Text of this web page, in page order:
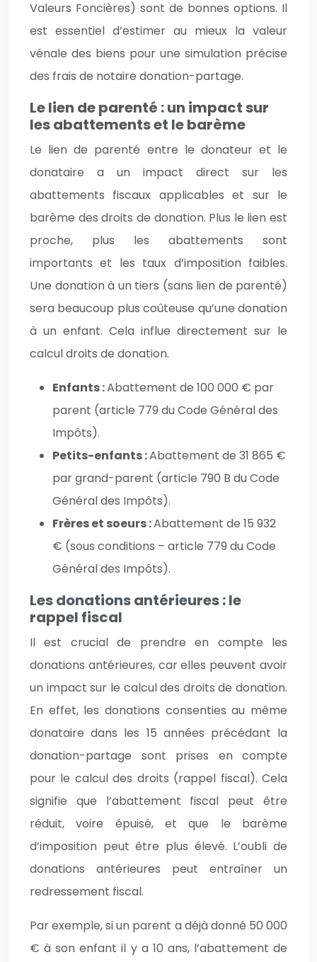
Valeurs Foncières) sont de bonnes options. Il
est essentiel d’estimer au mieux la valeur
vénale des biens pour une simulation précise
des frais de notaire donation-partage.
Le lien de parenté : un impact sur
les abattements et le barème
Le lien de parenté entre le donateur et le
donataire a un impact direct sur les
abattements fiscaux applicables et sur le
barème des droits de donation. Plus le lien est
proche, plus les abattements sont
importants et les taux d’imposition faibles.
Une donation à un tiers (sans lien de parenté)
sera beaucoup plus coûteuse qu’une donation
à un enfant. Cela influe directement sur le
calcul droits de donation.
Enfants :Abattement de 100 000 € par
parent (article 779 du Code Général des
Impôts).
Petits-enfants :Abattement de 31 865 €
par grand-parent (article 790 B du Code
Général des Impôts).
Frères et soeurs :Abattement de 15 932
€ (sous conditions – article 779 du Code
Général des Impôts).
Les donations antérieures : le
rappel fiscal
Il est crucial de prendre en compte les
donations antérieures, car elles peuvent avoir
un impact sur le calcul des droits de donation.
En effet, les donations consenties au même
donataire dans les 15 années précédant la
donation-partage sont prises en compte
pour le calcul des droits (rappel fiscal). Cela
signifie que l’abattement fiscal peut être
réduit, voire épuisé, et que le barème
d’imposition peut être plus élevé. L’oubli de
donations antérieures peut entraîner un
redressement fiscal.
Par exemple, si un parent a déjà donné 50 000
€ à son enfant il y a 10 ans, l’abattement de